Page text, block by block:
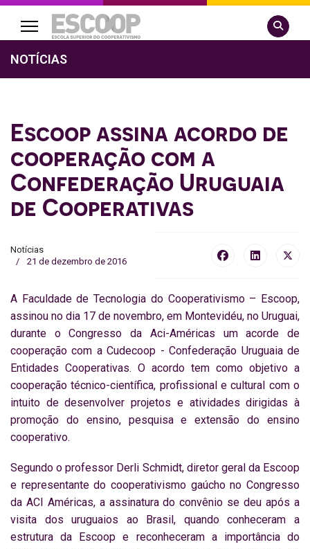
Pesquisar
NOTÍCIAS
Escoop assina acordo de
cooperação com a
Confederação Uruguaia
de Cooperativas
Notícias
21 de dezembro de 2016
A Faculdade de Tecnologia do Cooperativismo – Escoop,
assinou no dia 17 de novembro, em Montevidéu, no Uruguai,
durante o Congresso da Aci-Américas um acorde de
cooperação com a Cudecoop - Confederação Uruguaia de
Entidades Cooperativas. O acordo tem como objetivo a
cooperação técnico-científica, profissional e cultural com o
intuito de desenvolver projetos e atividades dirigidas à
promoção do ensino, pesquisa e extensão do ensino
cooperativo.
Segundo o professor Derli Schmidt, diretor geral da Escoop
e representante do cooperativismo gaúcho no Congresso
da ACI Américas, a assinatura do convênio se deu após a
visita dos uruguaios ao Brasil, quando conheceram a
estrutura da Escoop e reconheceram a importância do